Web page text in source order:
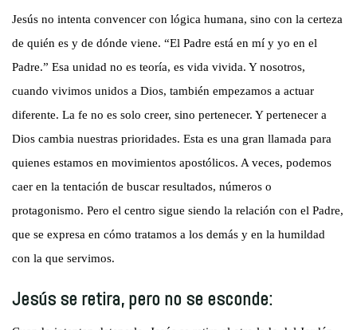
Jesús no intenta convencer con lógica humana, sino con la certeza
de quién es y de dónde viene. “El Padre está en mí y yo en el
Padre.” Esa unidad no es teoría, es vida vivida. Y nosotros,
cuando vivimos unidos a Dios, también empezamos a actuar
diferente. La fe no es solo creer, sino pertenecer. Y pertenecer a
Dios cambia nuestras prioridades. Esta es una gran llamada para
quienes estamos en movimientos apostólicos. A veces, podemos
caer en la tentación de buscar resultados, números o
protagonismo. Pero el centro sigue siendo la relación con el Padre,
que se expresa en cómo tratamos a los demás y en la humildad
con la que servimos.
Jesús se retira, pero no se esconde: